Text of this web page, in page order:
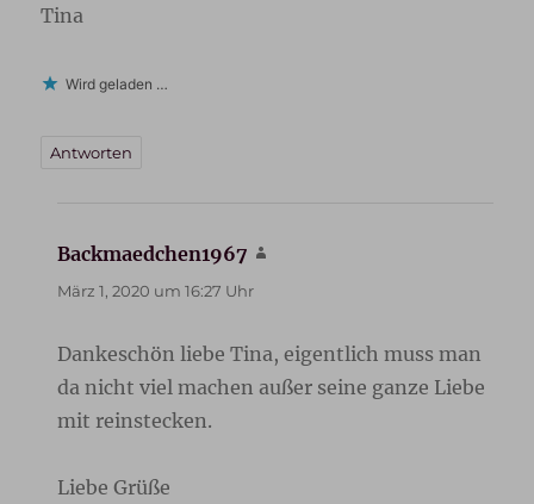
Tina
Wird geladen …
Antworten
Backmaedchen1967
März 1, 2020 um 16:27 Uhr
Dankeschön liebe Tina, eigentlich muss man
da nicht viel machen außer seine ganze Liebe
mit reinstecken.
Liebe Grüße